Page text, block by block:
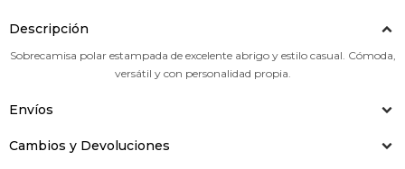
Descripción
Sobrecamisa polar estampada de excelente abrigo y estilo casual. Cómoda,
versátil y con personalidad propia.
Envíos
Cambios y Devoluciones